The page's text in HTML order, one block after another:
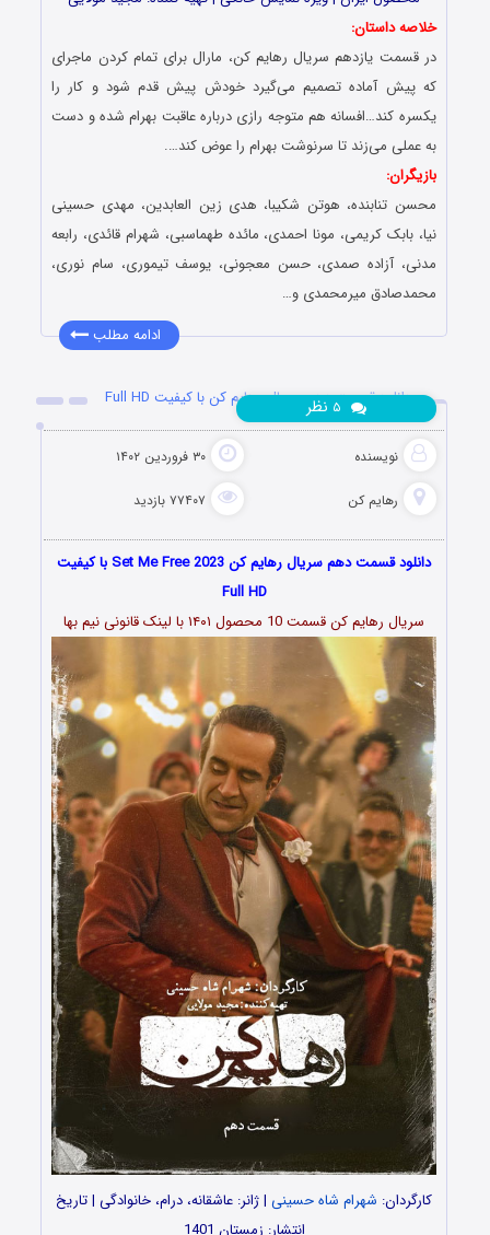
خلاصه داستان:
در قسمت یازدهم سریال رهایم کن، مارال برای تمام کردن ماجرای
که پیش آماده تصمیم می‌گیرد خودش پیش قدم شود و کار را
یکسره کند…افسانه هم متوجه رازی درباره عاقبت بهرام شده و دست
به عملی می‌زند تا سرنوشت بهرام را عوض کند….
بازیگران:
محسن تنابنده، هوتن شکیبا، هدی زین العابدین، مهدی حسینی
نیا، بابک کریمی، مونا احمدی، مائده طهماسبی، شهرام قائدی، رابعه
مدنی، آزاده صمدی، حسن معجونی، یوسف تیموری، سام نوری،
محمدصادق میرمحمدی و…
ادامه مطلب
دانلود قسمت دهم سریال رهایم کن با کیفیت Full HD
نویسنده ۳۰ فروردین ۱۴۰۲
رهایم کن ۷۷۴۰۷ بازدید
نظر
دانلود قسمت دهم سریال رهایم کن Set Me Free 2023 با کیفیت
Full HD
سریال رهایم کن قسمت 10 محصول ۱۴۰۱ با لینک قانونی نیم بها
کارگردان: شهرام شاه حسینی | ژانر: عاشقانه، درام، خانوادگی | تاریخ
انتشار: زمستان 1401